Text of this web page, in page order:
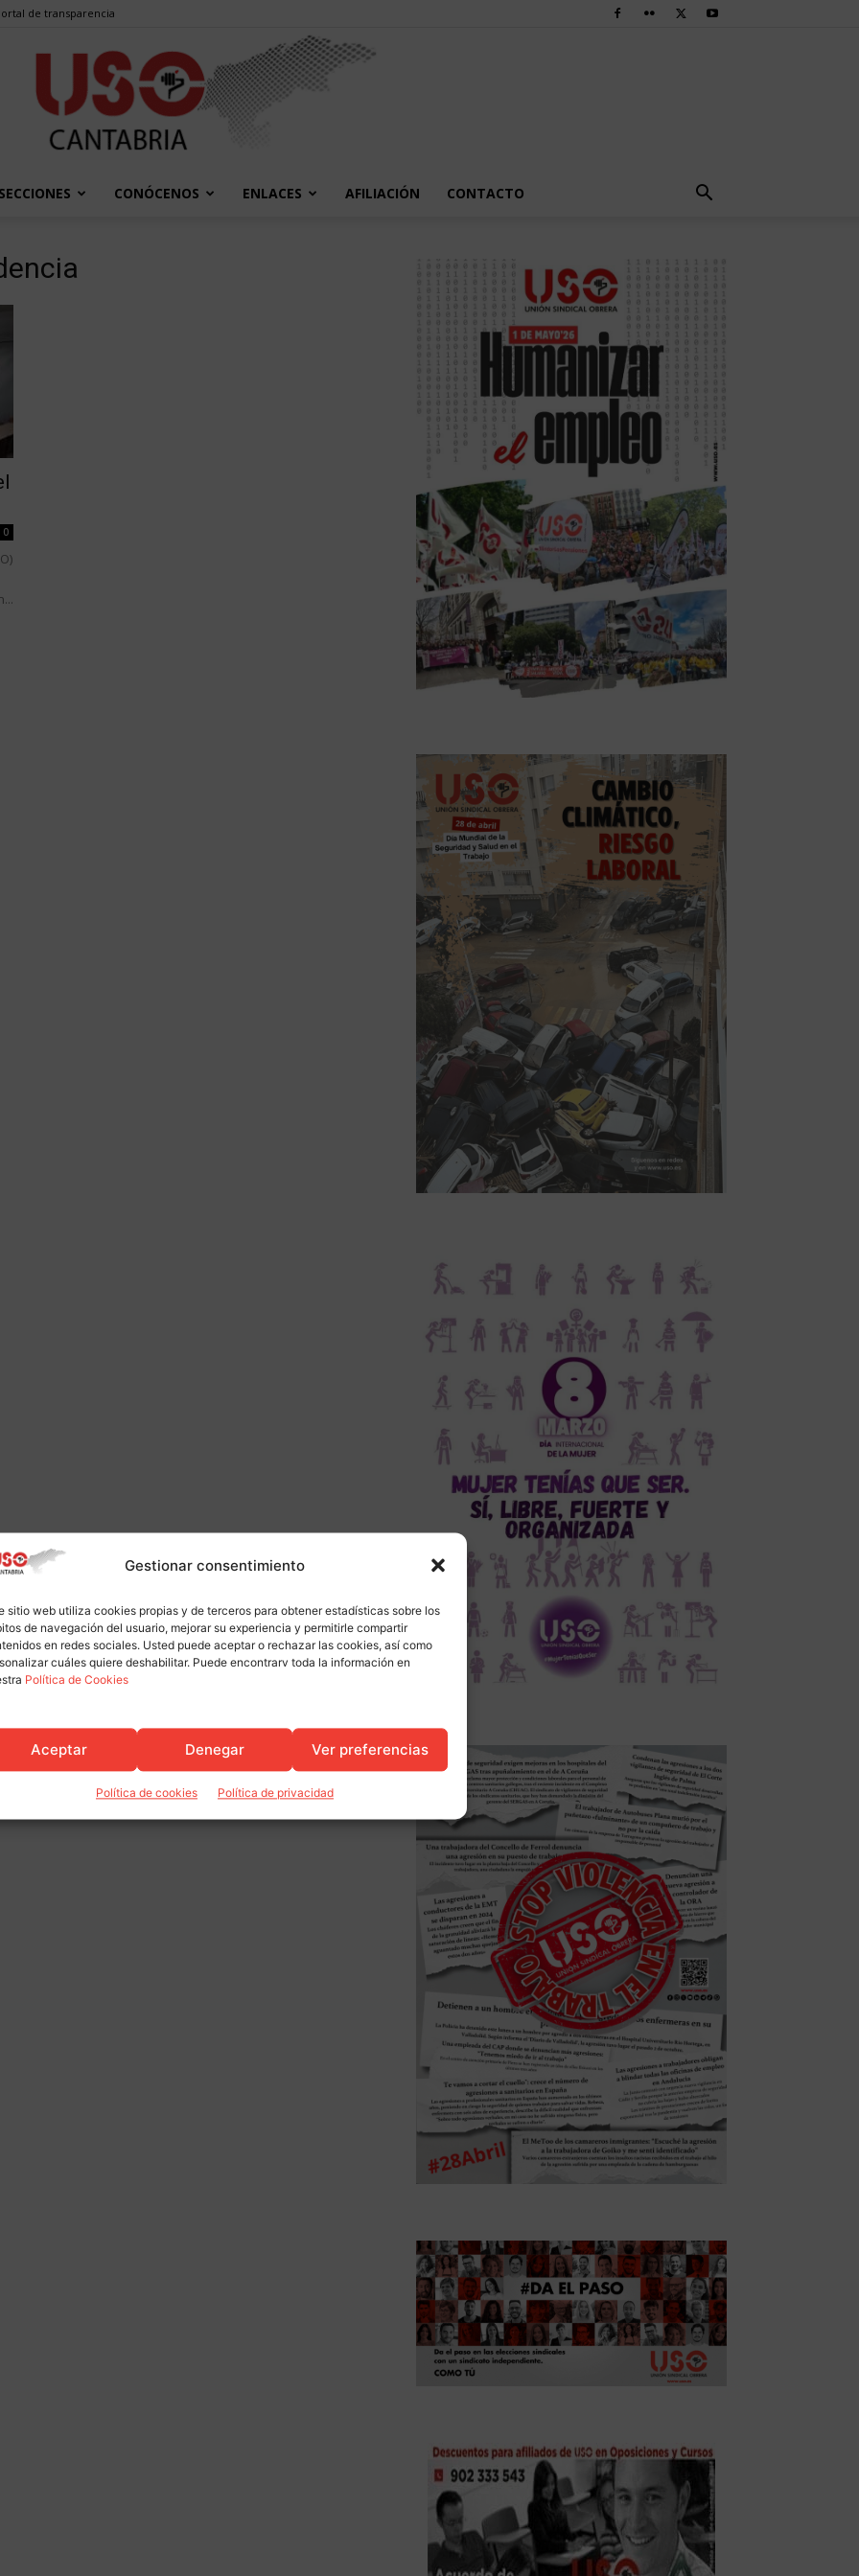
Gestionar consentimiento
sitio web utiliza cookies propias y de terceros para obtener estadísticas sobre los
de navegación del usuario, mejorar su experiencia y permitirle compartir
en redes sociales. Usted puede aceptar o rechazar las cookies, así como
cuáles quiere deshabilitar. Puede encontrarv toda la información en
Política de Cookies
Aceptar Denegar Ver preferencias
Política de cookies Política de privacidad
de transparencia
SECCIONES CONÓCENOS ENLACES AFILIACIÓN CONTACTO
0